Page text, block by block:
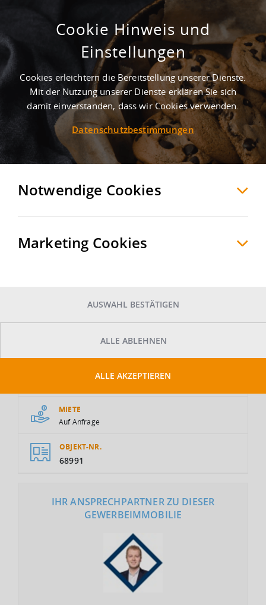
Projektierter Neubau einer
hochmodernen Lager- und
Industriehalle!
WindorfPassau, Deutschland
MERKEN VERGLEICHEN EXPORT PDF
MIETE
Auf Anfrage
OBJEKT-NR.
68991
IHR ANSPRECHPARTNER ZU DIESER
GEWERBEIMMOBILIE
Cookie Hinweis und
Einstellungen
Cookies erleichtern die Bereitstellung unserer Dienste.
Mit der Nutzung unserer Dienste erklären Sie sich
damit einverstanden, dass wir Cookies verwenden.
Datenschutzbestimmungen
Notwendige Cookies
Marketing Cookies
AUSWAHL BESTÄTIGEN
ALLE ABLEHNEN
ALLE AKZEPTIEREN